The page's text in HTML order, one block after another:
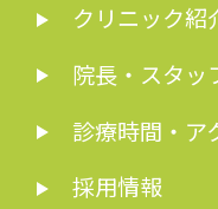
クリニック紹
院長・スタッ
診療時間・ア
採用情報